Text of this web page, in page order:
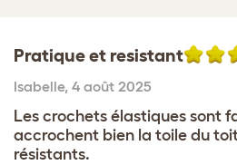
Pratique et resistant
Isabelle, 4 août 2025
Les crochets élastiques sont
accrochent bien la toile du
résistants.